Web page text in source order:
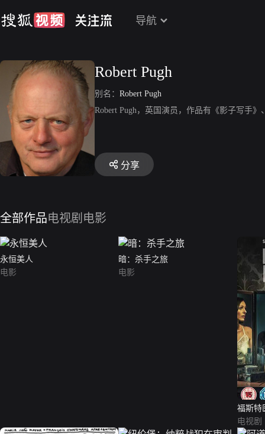
导航
Robert Pugh
别名： Robert Pugh
Robert Pugh，英国演员，作品有《影子写手
分享
全部作品电视剧 电影
永恒美人
电影
暗：杀手之旅
电影
福斯特
电视剧